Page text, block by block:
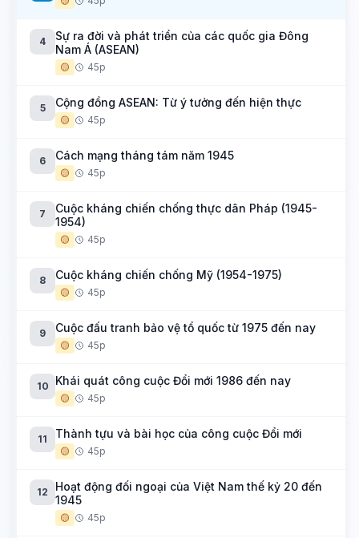
4
Sự ra đời và phát triển của các quốc gia Đông
Nam Á (ASEAN)
🟡 45p
5 Cộng đồng ASEAN: Từ ý tưởng đến hiện thực
🟡 45p
6 Cách mạng tháng tám năm 1945
🟡 45p
7
Cuộc kháng chiến chống thực dân Pháp (1945-
1954)
🟡 45p
8 Cuộc kháng chiến chống Mỹ (1954-1975)
🟡 45p
9 Cuộc đấu tranh bảo vệ tổ quốc từ 1975 đến nay
🟡 45p
10 Khái quát công cuộc Đổi mới 1986 đến nay
🟡 45p
11 Thành tựu và bài học của công cuộc Đổi mới
🟡 45p
12
Hoạt động đối ngoại của Việt Nam thế kỷ 20 đến
1945
🟡 45p